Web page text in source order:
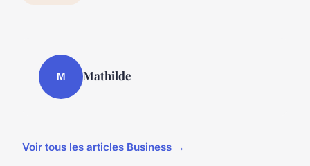
M Mathilde
Voir tous les articles Business →